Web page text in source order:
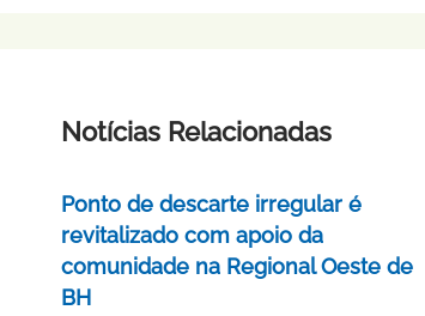
Notícias Relacionadas
Ponto de descarte irregular é
revitalizado com apoio da
comunidade na Regional Oeste de
BH